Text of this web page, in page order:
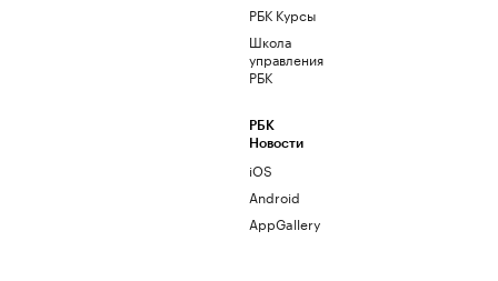
РБК Курсы
Школа
управления
РБК
РБК
Новости
iOS
Android
AppGallery